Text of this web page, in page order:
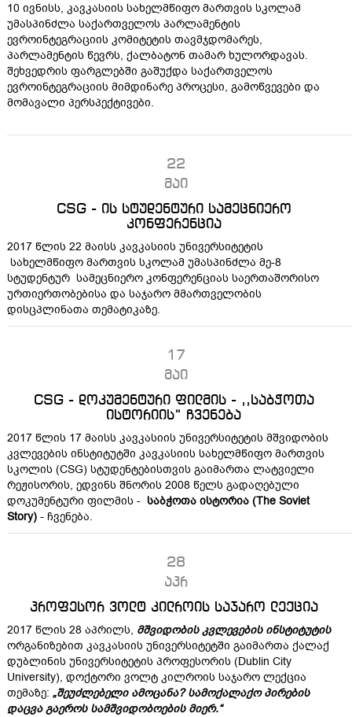
10 ივნისს, კავკასიის სახელმწიფო მართვის სკოლამ
უმასპინძლა საქართველოს პარლამენტის
ევროინტეგრაციის კომიტეტის თავმჯდომარეს,
პარლამენტის წევრს, ქალბატონ თამარ ხულორდავას.
შეხვედრის ფარგლებში გაშუქდა საქართველოს
ევროინტეგრაციის მიმდინარე პროცესი, გამოწვევები და
მომავალი პერსპექტივები.
22
მაი
CSG - ის სტუდენტური სამეცნიერო
კონფერენცია
2017 წლის 22 მაისს კავკასიის უნივერსიტეტის
სახელმწიფო მართვის სკოლამ უმასპინძლა მე-8
სტუდენტურ სამეცნიერო კონფერენციას საერთაშორისო
ურთიერთობებისა და საჯარო მმართველობის
დისცპლინათა თემატიკაზე.
17
მაი
CSG - დოკუმენტური ფილმის - ,,საბჭოთა
ისტორიის“ ჩვენება
2017 წლის 17 მაისს კავკასიის უნივერსიტეტის მშვიდობის
კვლევების ინსტიტუტში კავკასიის სახელმწიფო მართვის
სკოლის (CSG) სტუდენტებისთვის გაიმართა ლატვიელი
რეჟისორის, ედვინს შნორის 2008 წელს გადაღებული
დოკუმენტური ფილმის - საბჭოთა ისტორია (The Soviet
Story) - ჩვენება.
28
აპრ
პროფესორ ვოლტ კილროის საჯარო ლექცია
2017 წლის 28 აპრილს, მშვიდობის კვლევების ინსტიტუტის
ორგანიზებით კავკასიის უნივერსიტეტში გაიმართა ქალაქ
დუბლინის უნივერსიტეტის პროფესორის (Dublin City
University), დოქტორი ვოლტ კილროის საჯარო ლექცია
თემაზე: „შეუძლებელი ამოცანა? სამოქალაქო პირების
დაცვა გაეროს სამშვიდობოების მიერ.“